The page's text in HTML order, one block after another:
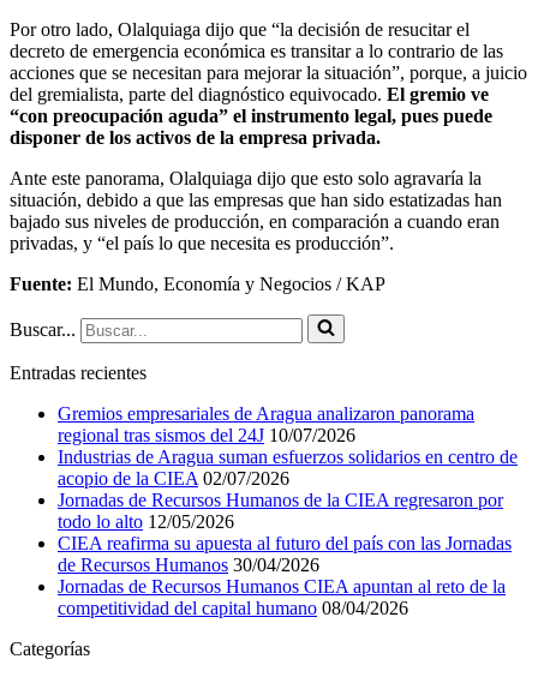
Por otro lado, Olalquiaga dijo que “la decisión de resucitar el
decreto de emergencia económica es transitar a lo contrario de las
acciones que se necesitan para mejorar la situación”, porque, a juicio
del gremialista, parte del diagnóstico equivocado. El gremio ve
“con preocupación aguda” el instrumento legal, pues puede
disponer de los activos de la empresa privada.
Ante este panorama, Olalquiaga dijo que esto solo agravaría la
situación, debido a que las empresas que han sido estatizadas han
bajado sus niveles de producción, en comparación a cuando eran
privadas, y “el país lo que necesita es producción”.
Fuente: El Mundo, Economía y Negocios / KAP
Buscar...
Entradas recientes
Gremios empresariales de Aragua analizaron panorama
regional tras sismos del 24J 10/07/2026
Industrias de Aragua suman esfuerzos solidarios en centro de
acopio de la CIEA 02/07/2026
Jornadas de Recursos Humanos de la CIEA regresaron por
todo lo alto 12/05/2026
CIEA reafirma su apuesta al futuro del país con las Jornadas
de Recursos Humanos 30/04/2026
Jornadas de Recursos Humanos CIEA apuntan al reto de la
competitividad del capital humano 08/04/2026
Categorías